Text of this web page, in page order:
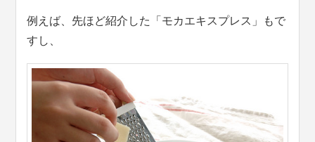
例えば、先ほど紹介した「モカエキスプレス」もで
すし、